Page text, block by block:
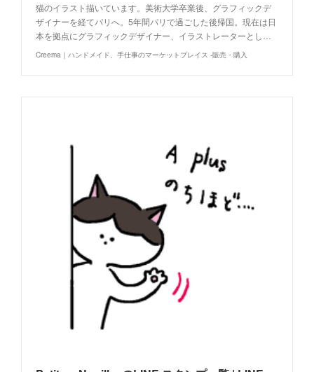
猫のイラスト描いています。美術大学卒業後、グラフィックデ
ザイナーを経てパリへ。5年間パリで過ごした後帰国。現在は日
本を拠点にグラフィックデザイナー、イラストレーターとし…
Creema｜ハンドメイド、手仕事のマーケットプレイス -販売・購入